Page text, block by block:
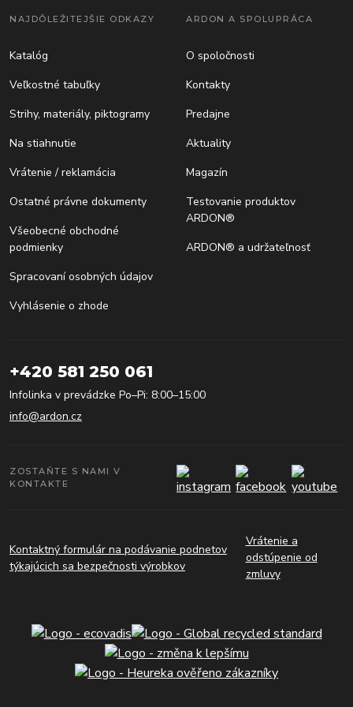
NAJDÔLEŽITEJŠIE ODKAZY
Katalóg
Veľkostné tabuľky
Strihy, materiály, piktogramy
Na stiahnutie
Vrátenie / reklamácia
Ostatné právne dokumenty
Všeobecné obchodné
podmienky
Spracovaní osobných údajov
Vyhlásenie o zhode
ARDON A SPOLUPRÁCA
O spoločnosti
Kontakty
Predajne
Aktuality
Magazín
Testovanie produktov
ARDON®
ARDON® a udržateľnosť
+420 581 250 061
Infolinka v prevádzke Po–Pi: 8:00–15:00
info@ardon.cz
ZOSTAŇTE S NAMI V
KONTAKTE
Kontaktný formulár na podávanie podnetov
týkajúcich sa bezpečnosti výrobkov
Vrátenie a
odstúpenie od
zmluvy